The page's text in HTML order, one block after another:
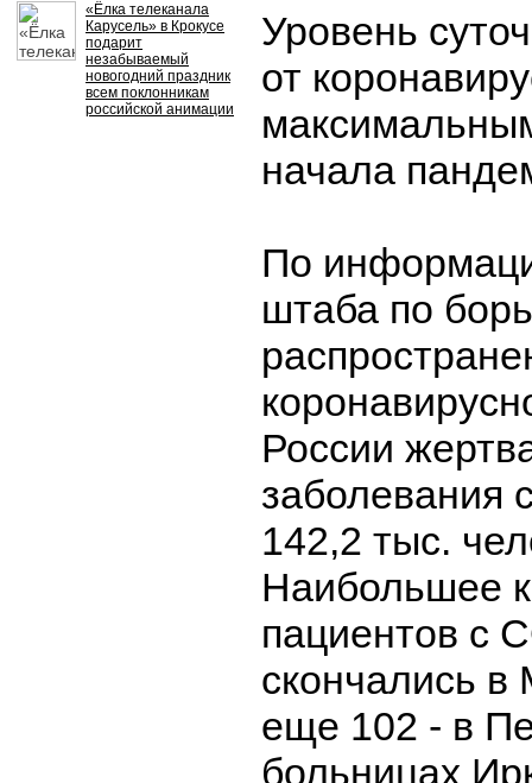
«Ёлка телеканала
Карусель» в Крокусе
подарит
незабываемый
новогодний праздник
всем поклонникам
российской анимации
Уровень
от
начала
По
штаба по
России
заболевания
142,2 тыс.
Наибольшее
пациентов с
скончались в
еще 102 - в
больницах